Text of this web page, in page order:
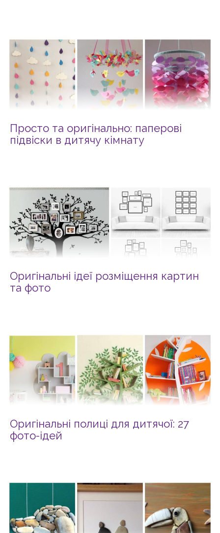
Просто та оригінально: паперові
підвіски в дитячу кімнату
Оригінальні ідеї розміщення картин
та фото
Оригінальні полиці для дитячої: 27
фото-ідей